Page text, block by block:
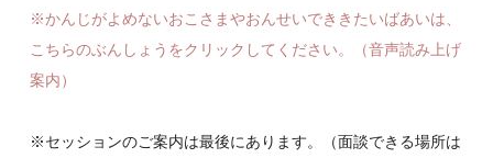
※かんじがよめないおこさまやおんせいでききたいばあいは、
こちらのぶんしょうをクリックしてください。（音声読み上げ
案内）
※セッションのご案内は最後にあります。（面談できる場所は